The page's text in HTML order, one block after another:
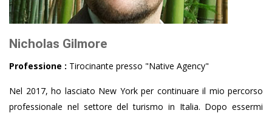
Nicholas Gilmore
Professione : Tirocinante presso "Native Agency"
Nel 2017, ho lasciato New York per continuare il mio percorso
professionale nel settore del turismo in Italia. Dopo essermi